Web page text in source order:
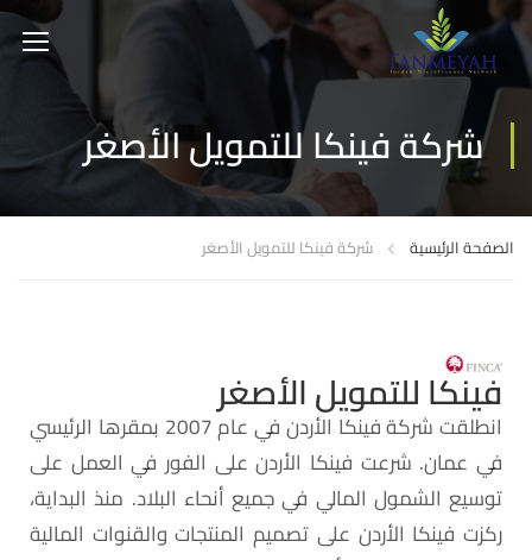
شركة فينكا للتمويل الأصغر
الصفحة الرئيسية شركة فينكا للتمويل الأصغر
فينكا للتمويل الأصغر
انطلقت شركة فينكا الأردن في عام 2007 بمقرها الرئيسي
في عمان. شرعت فينكا الأردن على الفور في العمل على
توسيع الشمول المالي في جميع أنحاء البلاد. منذ البداية،
ركزت فينكا الأردن على تصميم المنتجات والقنوات المالية